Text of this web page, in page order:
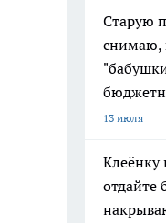
Старую
снимаю,
13 июля
Клеёнку
отдайте